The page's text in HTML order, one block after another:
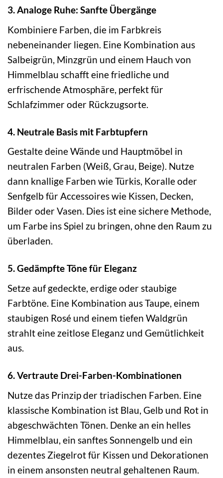
3. Analoge Ruhe: Sanfte Übergänge
Kombiniere Farben, die im Farbkreis
nebeneinander liegen. Eine Kombination aus
Salbeigrün, Minzgrün und einem Hauch von
Himmelblau schafft eine friedliche und
erfrischende Atmosphäre, perfekt für
Schlafzimmer oder Rückzugsorte.
4. Neutrale Basis mit Farbtupfern
Gestalte deine Wände und Hauptmöbel in
neutralen Farben (Weiß, Grau, Beige). Nutze
dann knallige Farben wie Türkis, Koralle oder
Senfgelb für Accessoires wie Kissen, Decken,
Bilder oder Vasen. Dies ist eine sichere Methode,
um Farbe ins Spiel zu bringen, ohne den Raum zu
überladen.
5. Gedämpfte Töne für Eleganz
Setze auf gedeckte, erdige oder staubige
Farbtöne. Eine Kombination aus Taupe, einem
staubigen Rosé und einem tiefen Waldgrün
strahlt eine zeitlose Eleganz und Gemütlichkeit
aus.
6. Vertraute Drei-Farben-Kombinationen
Nutze das Prinzip der triadischen Farben. Eine
klassische Kombination ist Blau, Gelb und Rot in
abgeschwächten Tönen. Denke an ein helles
Himmelblau, ein sanftes Sonnengelb und ein
dezentes Ziegelrot für Kissen und Dekorationen
in einem ansonsten neutral gehaltenen Raum.